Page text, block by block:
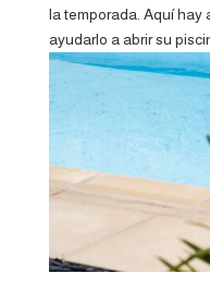
la temporada. Aquí hay
ayudarlo a abrir su